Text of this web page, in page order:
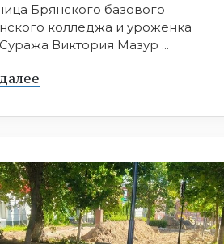
Брянского базового
колледжа и уроженка
Виктория Мазур ...